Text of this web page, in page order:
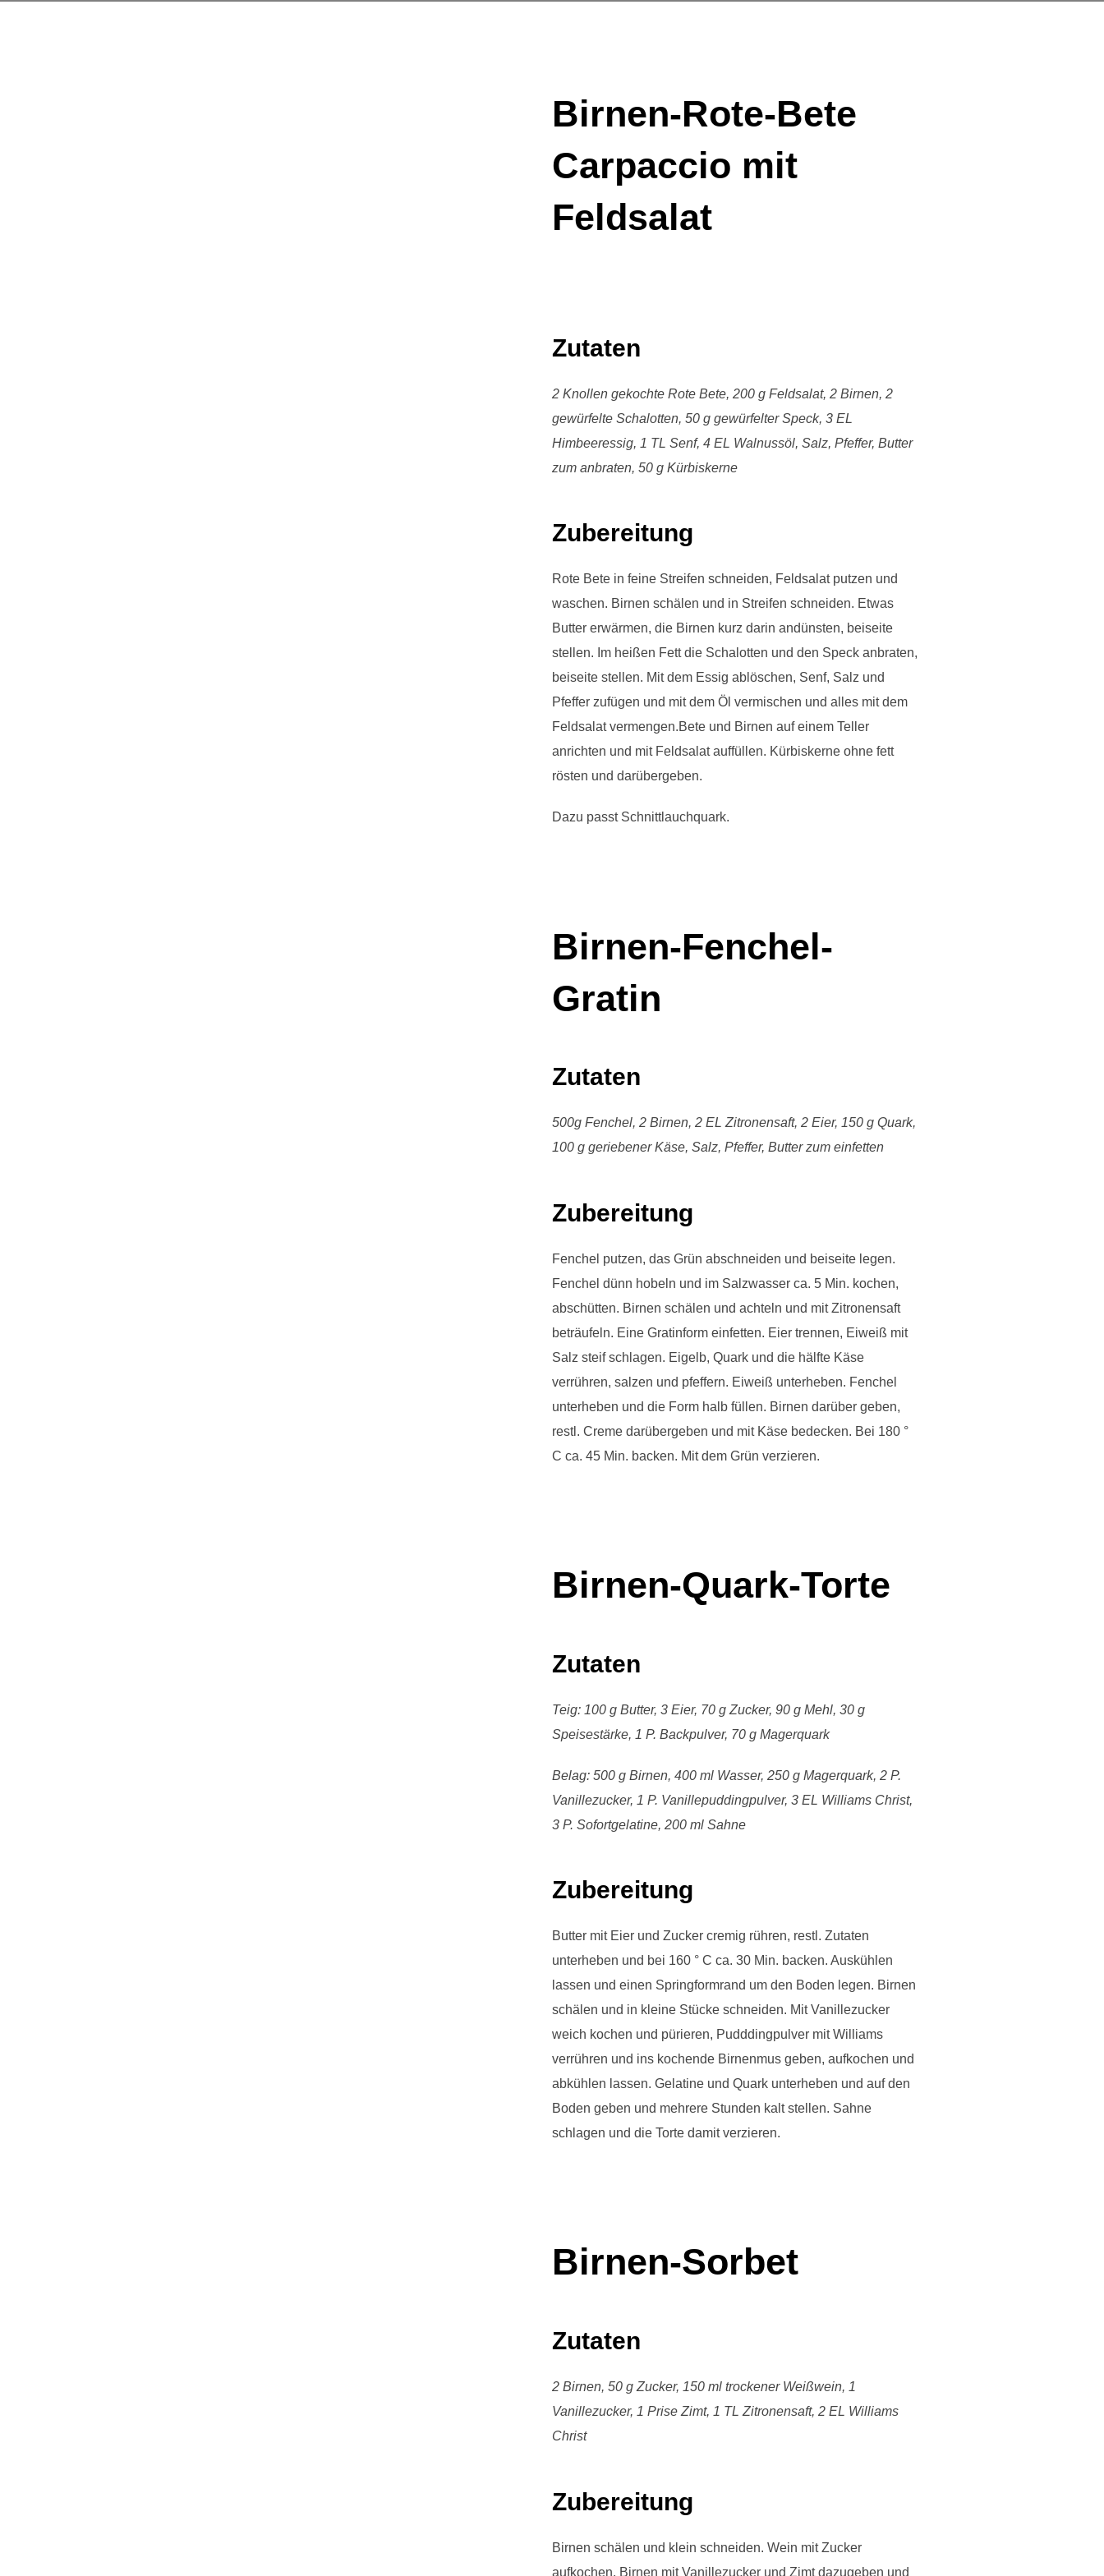
Birnen-Rote-Bete
Carpaccio mit
Feldsalat
Zutaten
2 Knollen gekochte Rote Bete, 200 g Feldsalat, 2 Birnen, 2
gewürfelte Schalotten, 50 g gewürfelter Speck, 3 EL
Himbeeressig, 1 TL Senf, 4 EL Walnussöl, Salz, Pfeffer, Butter
zum anbraten, 50 g Kürbiskerne
Zubereitung
Rote Bete in feine Streifen schneiden, Feldsalat putzen und
waschen. Birnen schälen und in Streifen schneiden. Etwas
Butter erwärmen, die Birnen kurz darin andünsten, beiseite
stellen. Im heißen Fett die Schalotten und den Speck anbraten,
beiseite stellen. Mit dem Essig ablöschen, Senf, Salz und
Pfeffer zufügen und mit dem Öl vermischen und alles mit dem
Feldsalat vermengen.Bete und Birnen auf einem Teller
anrichten und mit Feldsalat auffüllen. Kürbiskerne ohne fett
rösten und darübergeben.
Dazu passt Schnittlauchquark.
Birnen-Fenchel-
Gratin
Zutaten
500g Fenchel, 2 Birnen, 2 EL Zitronensaft, 2 Eier, 150 g Quark,
100 g geriebener Käse, Salz, Pfeffer, Butter zum einfetten
Zubereitung
Fenchel putzen, das Grün abschneiden und beiseite legen.
Fenchel dünn hobeln und im Salzwasser ca. 5 Min. kochen,
abschütten. Birnen schälen und achteln und mit Zitronensaft
beträufeln. Eine Gratinform einfetten. Eier trennen, Eiweiß mit
Salz steif schlagen. Eigelb, Quark und die hälfte Käse
verrühren, salzen und pfeffern. Eiweiß unterheben. Fenchel
unterheben und die Form halb füllen. Birnen darüber geben,
restl. Creme darübergeben und mit Käse bedecken. Bei 180 °
C ca. 45 Min. backen. Mit dem Grün verzieren.
Birnen-Quark-Torte
Zutaten
Teig: 100 g Butter, 3 Eier, 70 g Zucker, 90 g Mehl, 30 g
Speisestärke, 1 P. Backpulver, 70 g Magerquark
Belag: 500 g Birnen, 400 ml Wasser, 250 g Magerquark, 2 P.
Vanillezucker, 1 P. Vanillepuddingpulver, 3 EL Williams Christ,
3 P. Sofortgelatine, 200 ml Sahne
Zubereitung
Butter mit Eier und Zucker cremig rühren, restl. Zutaten
unterheben und bei 160 ° C ca. 30 Min. backen. Auskühlen
lassen und einen Springformrand um den Boden legen. Birnen
schälen und in kleine Stücke schneiden. Mit Vanillezucker
weich kochen und pürieren, Pudddingpulver mit Williams
verrühren und ins kochende Birnenmus geben, aufkochen und
abkühlen lassen. Gelatine und Quark unterheben und auf den
Boden geben und mehrere Stunden kalt stellen. Sahne
schlagen und die Torte damit verzieren.
Birnen-Sorbet
Zutaten
2 Birnen, 50 g Zucker, 150 ml trockener Weißwein, 1
Vanillezucker, 1 Prise Zimt, 1 TL Zitronensaft, 2 EL Williams
Christ
Zubereitung
Birnen schälen und klein schneiden. Wein mit Zucker
aufkochen, Birnen mit Vanillezucker und Zimt dazugeben und